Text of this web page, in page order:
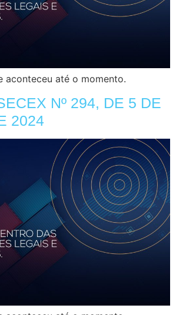
aconteceu até o momento.
Nº 294, DE 5 DE
2024